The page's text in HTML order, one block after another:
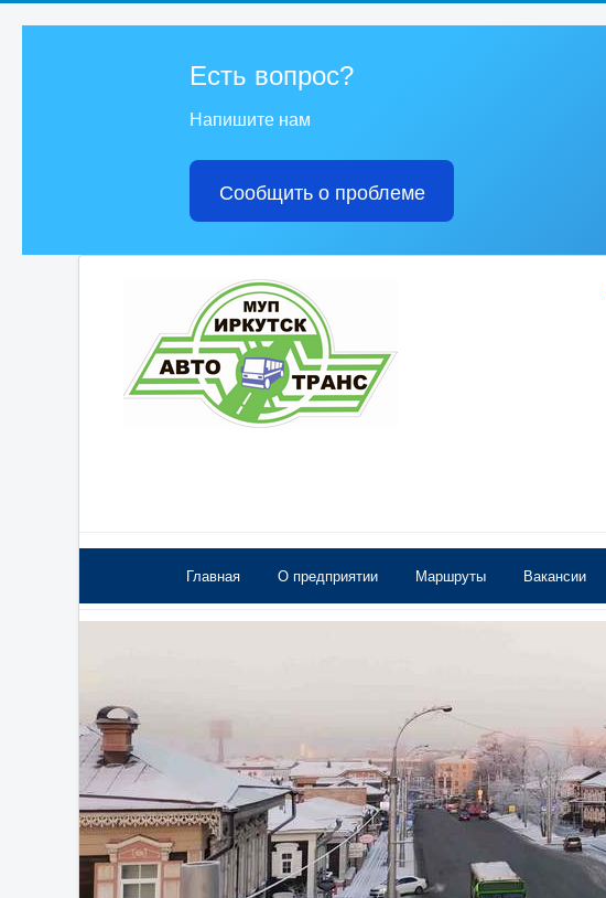
Есть вопрос?
Напишите нам
Сообщить о проблеме
Главная О предприятии Маршруты Вакансии